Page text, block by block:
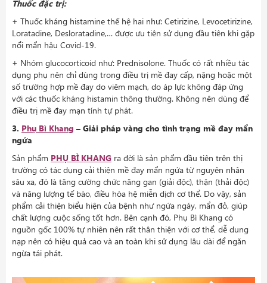
Thuốc đặc trị:
+ Thuốc kháng histamine thế hệ hai như: Cetirizine, Levocetirizine,
Loratadine, Desloratadine,… được ưu tiên sử dụng đầu tiên khi gặp
nổi mẩn hậu Covid-19.
+ Nhóm glucocorticoid như: Prednisolone. Thuốc có rất nhiều tác
dụng phụ nên chỉ dùng trong điều trị mề đay cấp, nặng hoặc một
số trường hợp mề đay do viêm mạch, do áp lực không đáp ứng
với các thuốc kháng histamin thông thường. Không nên dùng để
điều trị mề đay mạn tính tự phát.
3. Phụ Bì Khang – Giải pháp vàng cho tình trạng mề đay mẩn
ngứa
Sản phẩm PHỤ BÌ KHANG ra đời là sản phẩm đầu tiên trên thị
trường có tác dụng cải thiện mề đay mẩn ngứa từ nguyên nhân
sâu xa, đó là tăng cường chức năng gan (giải độc), thận (thải độc)
và năng lượng tế bào, điều hòa hệ miễn dịch cơ thể. Do vậy, sản
phẩm cải thiện biểu hiện của bệnh như ngứa ngáy, mẩn đỏ, giúp
chất lượng cuộc sống tốt hơn. Bên cạnh đó, Phụ Bì Khang có
nguồn gốc 100% tự nhiên nên rất thân thiện với cơ thể, dễ dung
nạp nên có hiệu quả cao và an toàn khi sử dụng lâu dài để ngăn
ngừa tái phát.